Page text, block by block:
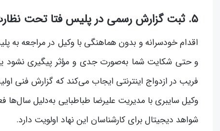
۵. ثبت گزارش رسمی در پلیس فتا تحت نظارت وکیل متخصص
اقدام خودسرانه و بدون هماهنگی با وکیل در مراجعه
و حتی شکایت شما به‌صورت جدی و مؤثر پیگیری نشود
فریب در ازدواج اینترنتی ایجاب می‌کند که گزارش فنی
وکیل سایبری با مدیریت علیرضا طباطبایی به‌دلیل
شواهد دیجیتال برای کارشناسان این نهاد اولویت دارد.